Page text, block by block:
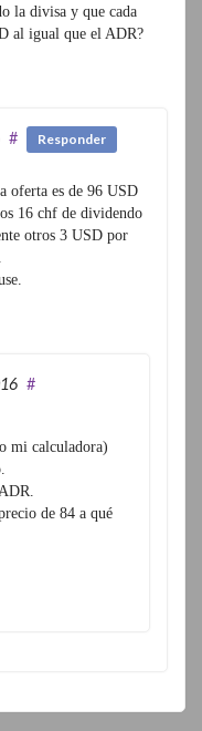
la divisa y que cada
al igual que el ADR?
# Responder
oferta es de 96 USD
16 chf de dividendo
otros 3 USD por
#
mi calculadora)
de 84 a qué